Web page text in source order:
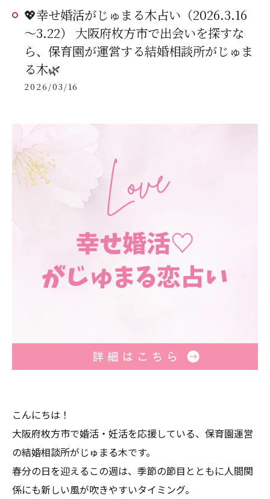
💖幸せ婚活がじゅまる木占い（2026.3.16
～3.22） 大阪府枚方市で出会いを探すな
ら、保育園が運営する結婚相談所がじゅま
る木🌿
2026/03/16
こんにちは！
大阪府枚方市で婚活・妊活を応援している、保育園運営
の結婚相談所がじゅまる木です。
春分の日を迎えるこの週は、季節の節目とともに人間関
係にも新しい風が吹きやすいタイミング。